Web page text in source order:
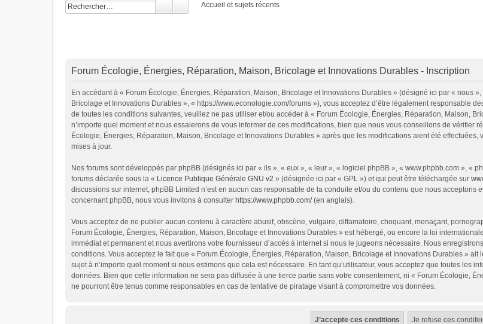
Accueil et sujets récents
Forum Écologie, Énergies, Réparation, Maison, Bricolage et Innovations Durables - Inscription
En accédant à « Forum Écologie, Énergies, Réparation, Maison, Bricolage et Innovations Durables » (désigné ici par « nous
Bricolage et Innovations Durables », « https://www.econologie.com/forums »), vous acceptez d’être légalement responsable
de toutes les conditions suivantes, veuillez ne pas utiliser et/ou accéder à « Forum Écologie, Énergies, Réparation, Maison,
n’importe quel moment et nous essaierons de vous informer de ces modifications, bien que nous vous conseillons de vérifier
Écologie, Énergies, Réparation, Maison, Bricolage et Innovations Durables » après que les modifications aient été
mises à jour.
Nos forums sont développés par phpBB (désignés ici par « ils », « eux », « leur », « logiciel phpBB », « www.phpbb.com », «
forums déclarée sous la « Licence Publique Générale GNU v2 » (désignée ici par « GPL ») et qui peut être téléchargée sur
discussions sur internet, phpBB Limited n’est en aucun cas responsable de la conduite et/ou du contenu que nous acceptons
concernant phpBB, nous vous invitons à consulter https://www.phpbb.com/(en anglais).
Vous acceptez de ne publier aucun contenu à caractère abusif, obscène, vulgaire, diffamatoire, choquant, menaçant,
Forum Écologie, Énergies, Réparation, Maison, Bricolage et Innovations Durables » est hébergé, ou encore la loi
immédiat et permanent et nous avertirons votre fournisseur d’accès à internet si nous le jugeons nécessaire. Nous
conditions. Vous acceptez le fait que « Forum Écologie, Énergies, Réparation, Maison, Bricolage et Innovations Durables » ait
sujet à n’importe quel moment si nous estimons que cela est nécessaire. En tant qu’utilisateur, vous acceptez que toutes les
données. Bien que cette information ne sera pas diffusée à une tierce partie sans votre consentement, ni « Forum Écologie,
ne pourront être tenus comme responsables en cas de tentative de piratage visant à compromettre vos données.